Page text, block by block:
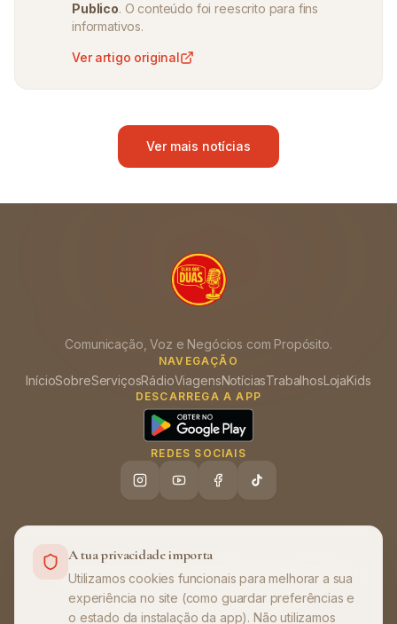
Publico. O conteúdo foi reescrito para fins
informativos.
Ver artigo original
Ver mais notícias
Comunicação, Voz e Negócios com Propósito.
NAVEGAÇÃO
InícioSobreServiçosRádioViagensNotíciasTrabalhosLojaKids
DESCARREGA A APP
REDES SOCIAIS
Ajuda (FAQ)•Política de Privacidade • Termos de Utilização
©2026 Olha que Duas. Todos os direitos
A tua privacidade importa
Utilizamos cookies funcionais para melhorar a sua
experiência no site (como guardar preferências e
o estado da instalação da app). Não utilizamos